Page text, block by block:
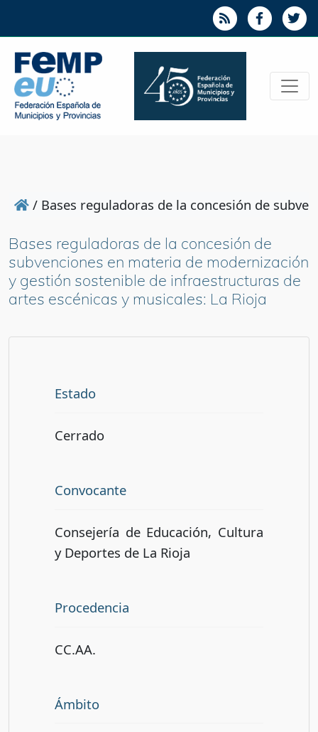
/ Bases reguladoras de la concesión de
Bases reguladoras de la concesión de
subvenciones en materia de modernización
y gestión sostenible de infraestructuras de
artes escénicas y musicales: La Rioja
Estado
Cerrado
Convocante
Consejería de Educación, Cultura
y Deportes de La Rioja
Procedencia
CC.AA.
Ámbito